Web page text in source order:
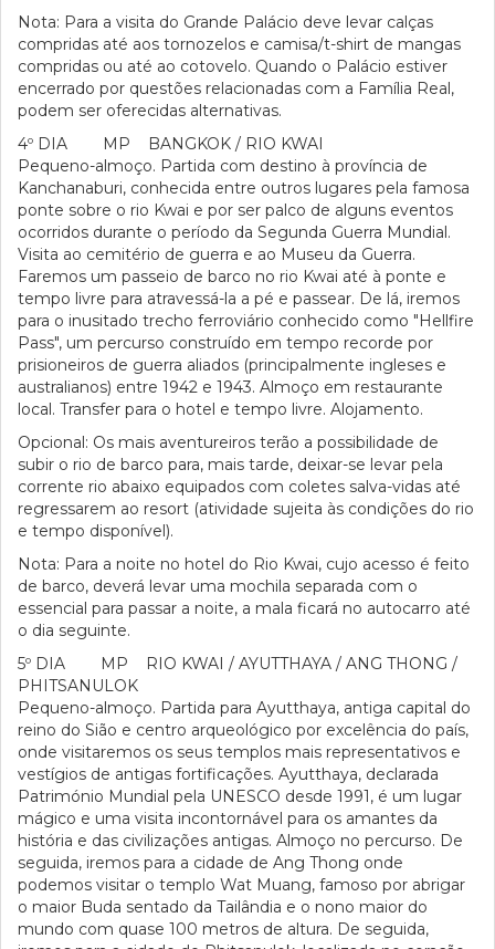
Nota: Para a visita do Grande Palácio deve levar calças
compridas até aos tornozelos e camisa/t-shirt de mangas
compridas ou até ao cotovelo. Quando o Palácio estiver
encerrado por questões relacionadas com a Família Real,
podem ser oferecidas alternativas.
4º DIA MP BANGKOK / RIO KWAI
Pequeno-almoço. Partida com destino à província de
Kanchanaburi, conhecida entre outros lugares pela famosa
ponte sobre o rio Kwai e por ser palco de alguns eventos
ocorridos durante o período da Segunda Guerra Mundial.
Visita ao cemitério de guerra e ao Museu da Guerra.
Faremos um passeio de barco no rio Kwai até à ponte e
tempo livre para atravessá-la a pé e passear. De lá, iremos
para o inusitado trecho ferroviário conhecido como "Hellfire
Pass", um percurso construído em tempo recorde por
prisioneiros de guerra aliados (principalmente ingleses e
australianos) entre 1942 e 1943. Almoço em restaurante
local. Transfer para o hotel e tempo livre. Alojamento.
Opcional: Os mais aventureiros terão a possibilidade de
subir o rio de barco para, mais tarde, deixar-se levar pela
corrente rio abaixo equipados com coletes salva-vidas até
regressarem ao resort (atividade sujeita às condições do rio
e tempo disponível).
Nota: Para a noite no hotel do Rio Kwai, cujo acesso é feito
de barco, deverá levar uma mochila separada com o
essencial para passar a noite, a mala ficará no autocarro até
o dia seguinte.
5º DIA MP RIO KWAI / AYUTTHAYA / ANG THONG /
PHITSANULOK
Pequeno-almoço. Partida para Ayutthaya, antiga capital do
reino do Sião e centro arqueológico por excelência do país,
onde visitaremos os seus templos mais representativos e
vestígios de antigas fortificações. Ayutthaya, declarada
Património Mundial pela UNESCO desde 1991, é um lugar
mágico e uma visita incontornável para os amantes da
história e das civilizações antigas. Almoço no percurso. De
seguida, iremos para a cidade de Ang Thong onde
podemos visitar o templo Wat Muang, famoso por abrigar
o maior Buda sentado da Tailândia e o nono maior do
mundo com quase 100 metros de altura. De seguida,